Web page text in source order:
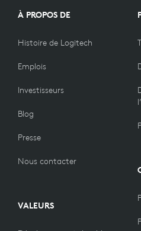
À PROPOS DE
Histoire de Logitech
Emplois
Investisseurs
Blog
Presse
Nous contacter
VALEURS